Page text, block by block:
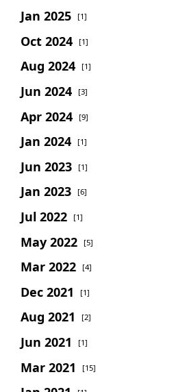
Jan 2025 [1]
Oct 2024 [1]
Aug 2024 [1]
Jun 2024 [3]
Apr 2024 [9]
Jan 2024 [1]
Jun 2023 [1]
Jan 2023 [6]
Jul 2022 [1]
May 2022 [5]
Mar 2022 [4]
Dec 2021 [1]
Aug 2021 [2]
Jun 2021 [1]
Mar 2021 [15]